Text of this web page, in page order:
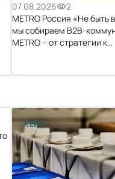
07.08.2026
2
METRO Россия «Не быть
мы собираем B2B-
METRO – от стратегии к
КЕЙС